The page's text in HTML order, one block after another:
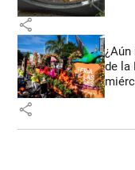
share
de la
share